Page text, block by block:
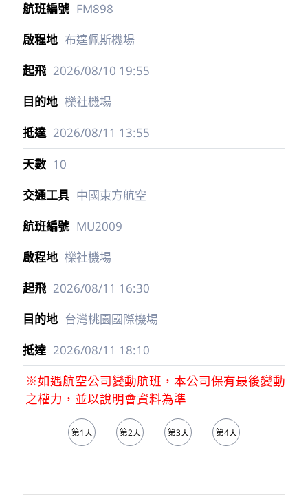
FM898
布達佩斯機場
2026/08/10 19:55
櫟社機場
2026/08/11 13:55
10
中國東方航空
MU2009
櫟社機場
2026/08/11 16:30
台灣桃園國際機場
2026/08/11 18:10
※如遇航空公司變動航班，本公司保有最後變動
之權力，並以說明會資料為準
第1天 第2天 第3天 第4天